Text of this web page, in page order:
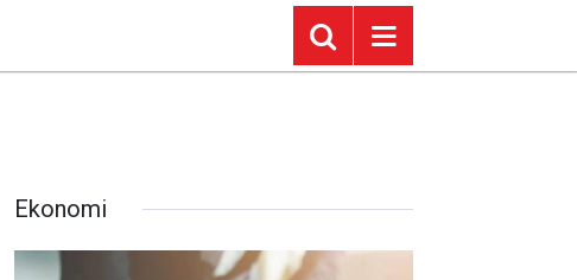
Ekonomi